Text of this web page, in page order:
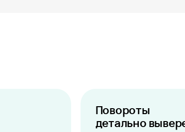
Повороты
детально